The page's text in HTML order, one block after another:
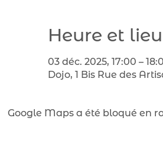
Heure et lieu
03 déc. 2025, 17:00 –
Dojo, 1 Bis Rue des
Google Maps a été bloqué en